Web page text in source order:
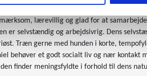
lærevillig og glad for at
er selvstændig og arbejdsivrig. Dens
Træn gerne med hunden i korte,
behøver et godt socialt liv og nær kontakt
finder meningsfyldte i forhold til dens